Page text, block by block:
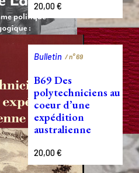
20,00€
Bulletin / n°69
B69 Des
polytechniciens au
coeur d’une
expédition
australienne
20,00€